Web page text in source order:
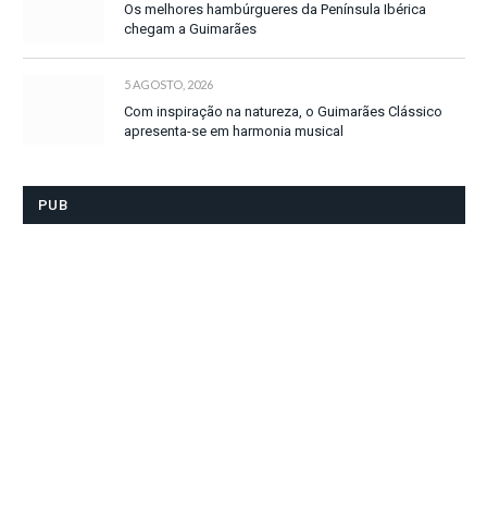
Os melhores hambúrgueres da Península Ibérica
chegam a Guimarães
5 AGOSTO, 2026
Com inspiração na natureza, o Guimarães Clássico
apresenta-se em harmonia musical
PUB